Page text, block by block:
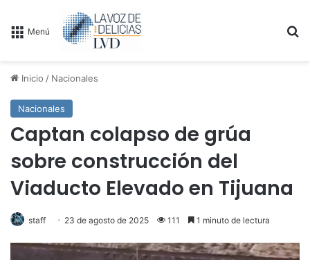
Menú
Inicio / Nacionales
Nacionales
Captan colapso de grúa
sobre construcción del
Viaducto Elevado en Tijuana
staff 23 de agosto de 2025 111 1 minuto de lectura